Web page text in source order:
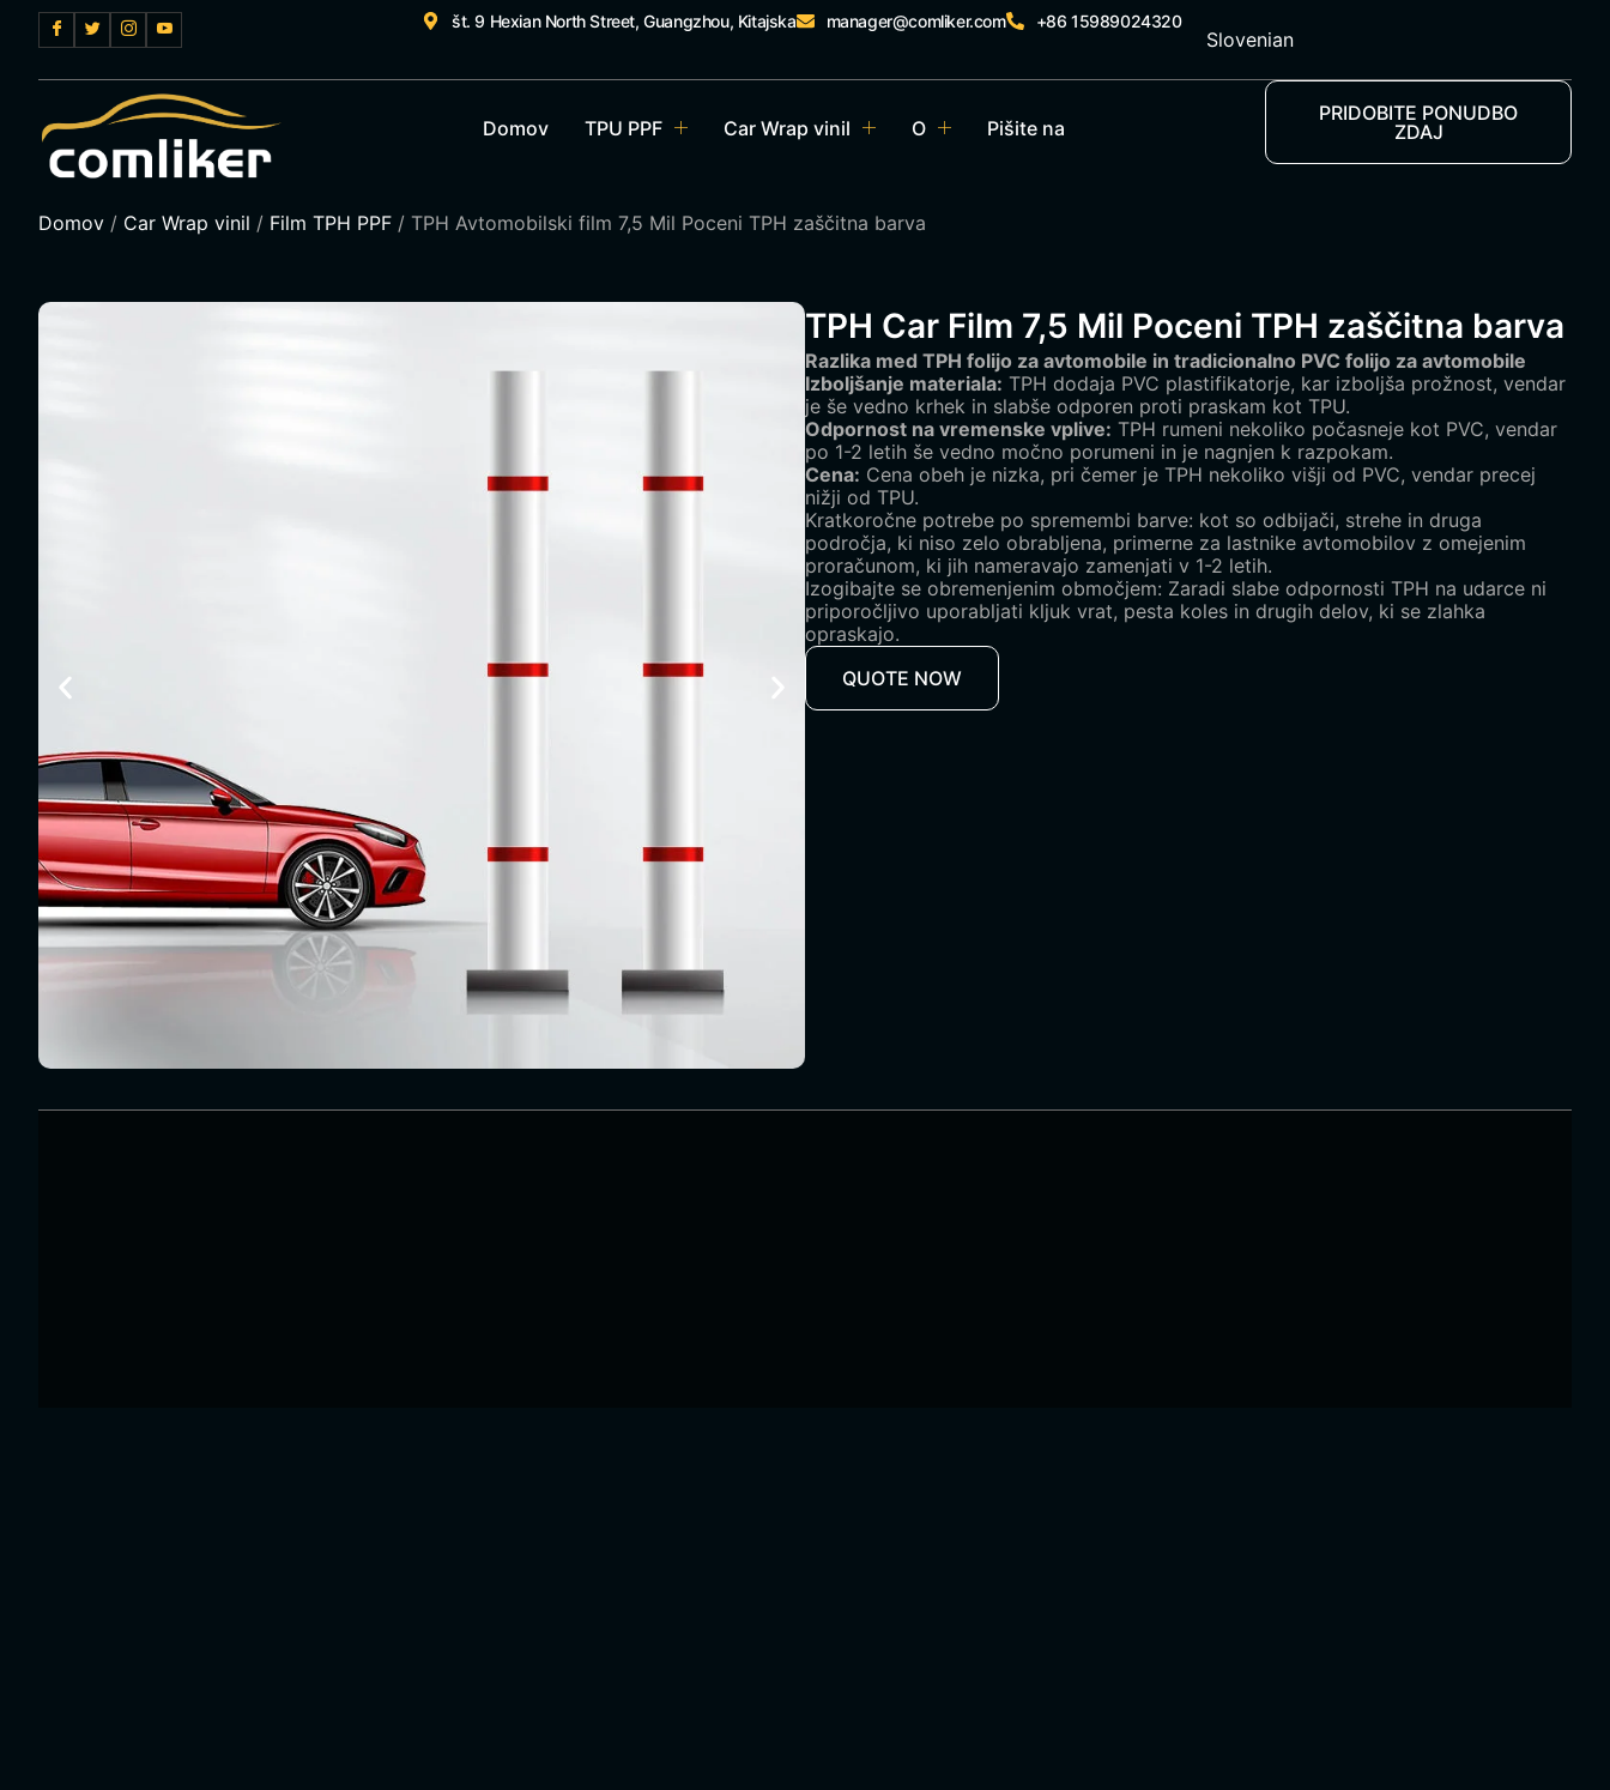
št. 9 Hexian North Street, Guangzhou, Kitajska manager@comliker.com +86 15989024320
Slovenian
Domov TPU PPF Car Wrap vinil O Pišite na
PRIDOBITE PONUDBO
ZDAJ
Domov / Car Wrap vinil / Film TPH PPF / TPH Avtomobilski film 7,5 Mil Poceni TPH zaščitna barva
TPH Car Film 7,5 Mil Poceni TPH zaščitna barva
Razlika med TPH folijo za avtomobile in tradicionalno PVC folijo za avtomobile
Izboljšanje materiala: TPH dodaja PVC plastifikatorje, kar izboljša prožnost, vendar
je še vedno krhek in slabše odporen proti praskam kot TPU.
Odpornost na vremenske vplive: TPH rumeni nekoliko počasneje kot PVC, vendar
po 1-2 letih še vedno močno porumeni in je nagnjen k razpokam.
Cena: Cena obeh je nizka, pri čemer je TPH nekoliko višji od PVC, vendar precej
nižji od TPU.
Kratkoročne potrebe po spremembi barve: kot so odbijači, strehe in druga
področja, ki niso zelo obrabljena, primerne za lastnike avtomobilov z omejenim
proračunom, ki jih nameravajo zamenjati v 1-2 letih.
Izogibajte se obremenjenim območjem: Zaradi slabe odpornosti TPH na udarce ni
priporočljivo uporabljati kljuk vrat, pesta koles in drugih delov, ki se zlahka
opraskajo.
QUOTE NOW